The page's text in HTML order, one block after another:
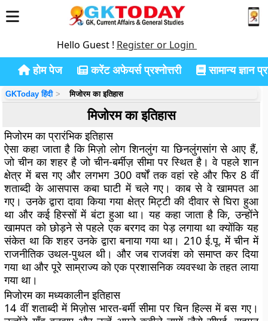
Hello Guest ! Register or Login
होम पेज करेंट अफेयर्स प्रश्नोत्तरी सामान्य ज्ञान
GKToday हिंदी मिजोरम का इतिहास
मिजोरम का इतिहास
मिजोरम का प्रारंभिक इतिहास
ऐसा कहा जाता है कि मिज़ो लोग शिनलुंग या छिनलुंगसांग से आए हैं,
जो चीन का शहर है जो चीन-बर्मीज़ सीमा पर स्थित है। वे पहले शान
क्षेत्र में बस गए और लगभग 300 वर्षों तक वहां रहे और फिर 8 वीं
शताब्दी के आसपास कबा घाटी में चले गए। काब से वे खामपत आ
गए। उनके द्वारा दावा किया गया क्षेत्र मिट्टी की दीवार से घिरा हुआ
था और कई हिस्सों में बंटा हुआ था। यह कहा जाता है कि, उन्होंने
खामपत को छोड़ने से पहले एक बरगद का पेड़ लगाया था क्योंकि यह
संकेत था कि शहर उनके द्वारा बनाया गया था। 210 ई.पू. में चीन में
राजनीतिक उथल-पुथल थी। और जब राजवंश को समाप्त कर दिया
गया था और पूरे साम्राज्य को एक प्रशासनिक व्यवस्था के तहत लाया
गया था।
मिजोरम का मध्यकालीन इतिहास
14 वीं शताब्दी में मिज़ोस भारत-बर्मी सीमा पर चिन हिल्स में बस गए।